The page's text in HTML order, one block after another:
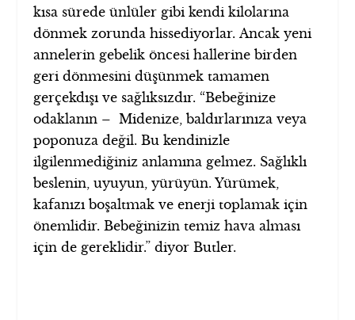
kısa sürede ünlüler gibi kendi kilolarına
dönmek zorunda hissediyorlar. Ancak yeni
annelerin gebelik öncesi hallerine birden
geri dönmesini düşünmek tamamen
gerçekdışı ve sağlıksızdır. “Bebeğinize
odaklanın – Midenize, baldırlarınıza veya
poponuza değil. Bu kendinizle
ilgilenmediğiniz anlamına gelmez. Sağlıklı
beslenin, uyuyun, yürüyün. Yürümek,
kafanızı boşaltmak ve enerji toplamak için
önemlidir. Bebeğinizin temiz hava alması
için de gereklidir.” diyor Butler.